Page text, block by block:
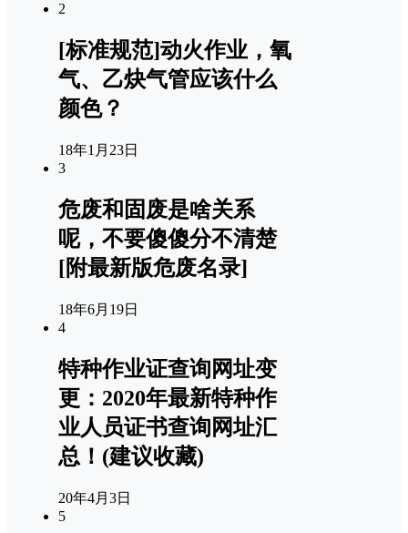
2
[标准规范]动火作业，氧
气、乙炔气管应该什么
颜色？
18年1月23日
3
危废和固废是啥关系
呢，不要傻傻分不清楚
[附最新版危废名录]
18年6月19日
4
特种作业证查询网址变
更：2020年最新特种作
业人员证书查询网址汇
总！(建议收藏)
20年4月3日
5